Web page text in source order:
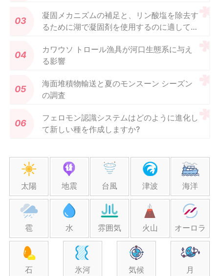
凝固メカニズムの補足と、リン酸塩を除去す
るために湖で凝固剤を使用するのに適してい
カワウソ トロール漁具が河口生態系に与え
る影響
海面堆積物輸送と夏のモンスーン シーズン
の調査
フェロモン認識システムはどのように進化し
て新しい種を作成しますか?
太陽 地震 台風 津波 海洋
雹 水 雰囲気 火山 オーロラ
石 氷河 気候 月